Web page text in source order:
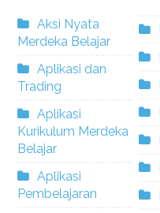
Aksi Nyata
Merdeka Belajar
Aplikasi dan
Trading
Aplikasi
Kurikulum Merdeka
Belajar
Aplikasi
Pembelajaran